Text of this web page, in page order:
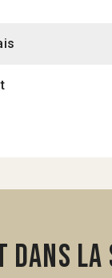
dans la